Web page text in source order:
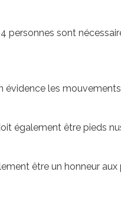
personnes sont
évidence les
également être pieds
être un honneur aux